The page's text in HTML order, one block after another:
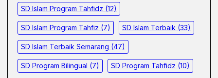
SD Islam Program Tahfidz (12)
SD Islam Program Tahfiz (7) SD Islam Terbaik (33)
SD Islam Terbaik Semarang (47)
SD Program Bilingual (7) SD Program Tahfidz (10)